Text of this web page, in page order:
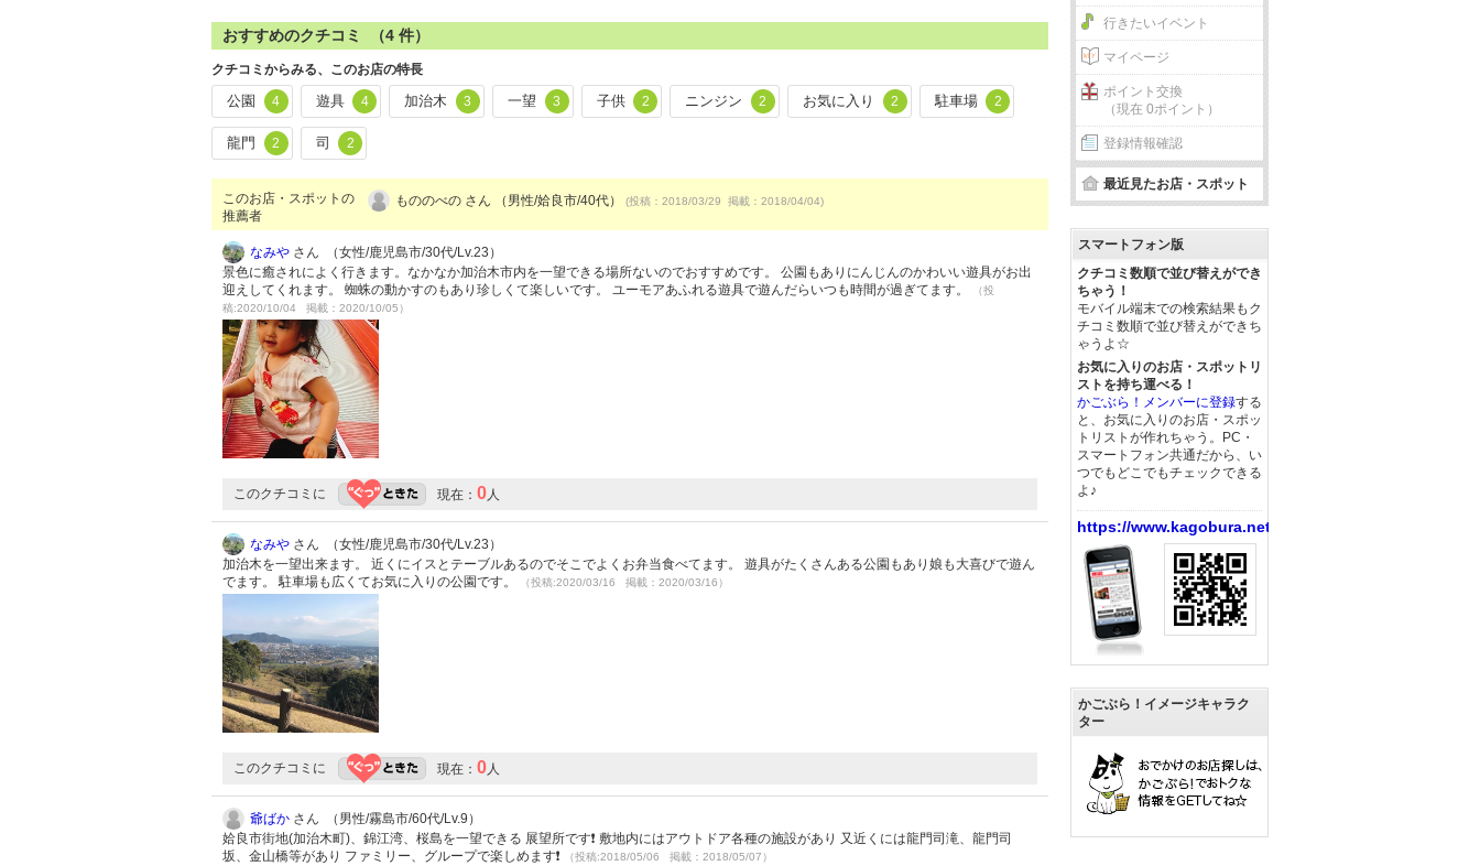
おすすめのクチコミ （4 件）
クチコミからみる、このお店の特長
公園 4 遊具 4 加治木 3 一望 3 子供 2 ニンジン 2 お気に入り 2 駐車場 2
龍門 2 司 2
このお店・スポットの
推薦者
もののべの さん （男性/姶良市/40代） (投稿：2018/03/29 掲載：2018/04/04)
なみや さん （女性/鹿児島市/30代/Lv.23）
景色に癒されによく行きます。なかなか加治木市内を一望できる場所ないのでおすすめです。 公園もありにんじんのかわいい遊具がお出
迎えしてくれます。 蜘蛛の動かすのもあり珍しくて楽しいです。 ユーモアあふれる遊具で遊んだらいつも時間が過ぎてます。
（投
稿:2020/10/04 掲載：2020/10/05）
このクチコミに 現在： 0人
なみや さん （女性/鹿児島市/30代/Lv.23）
加治木を一望出来ます。 近くにイスとテーブルあるのでそこでよくお弁当食べてます。 遊具がたくさんある公園もあり娘も大喜びで遊ん
でます。 駐車場も広くてお気に入りの公園です。
（投稿:2020/03/16 掲載：2020/03/16）
このクチコミに 現在： 0人
爺ばか さん （男性/霧島市/60代/Lv.9）
姶良市街地(加治木町)、錦江湾、桜島を一望できる 展望所です❗ 敷地内にはアウトドア各種の施設があり 又近くには龍門司滝、龍門司
坂、金山橋等があり ファミリー、グループで楽しめます❗
（投稿:2018/05/06 掲載：2018/05/07）
行きたいイベント
マイページ
ポイント交換
（現在 0ポイント）
登録情報確認
最近見たお店・スポット
スマートフォン版
クチコミ数順で並び替えができ
ちゃう！
モバイル端末での検索結果もク
チコミ数順で並び替えができち
ゃうよ☆
お気に入りのお店・スポットリ
ストを持ち運べる！
かごぶら！メンバーに登録する
と、お気に入りのお店・スポッ
トリストが作れちゃう。PC・
スマートフォン共通だから、い
つでもどこでもチェックできる
よ♪
https://www.kagobura.net/
かごぶら！イメージキャラク
ター